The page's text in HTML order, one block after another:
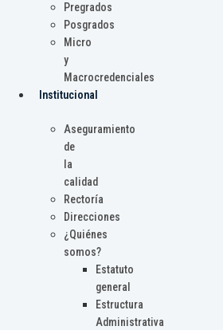
Pregrados
Posgrados
Micro
y
Macrocredenciales
Institucional
Aseguramiento
de
la
calidad
Rectoría
Direcciones
¿Quiénes
somos?
Estatuto
general
Estructura
Administrativa